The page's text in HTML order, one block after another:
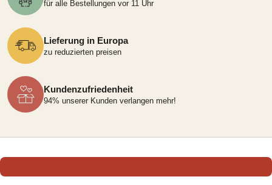
für alle Bestellungen vor 11 Uhr
Lieferung in Europa
zu reduzierten preisen
Kundenzufriedenheit
94% unserer Kunden verlangen mehr!